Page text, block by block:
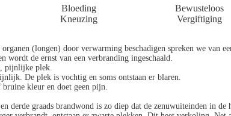
Bloeding Bewusteloos
Kneuzing Vergiftiging
(longen) door verwarming beschadigen spreken we van
wordt de ernst van een verbranding ingeschaald.
pijnlijke plek.
De plek is vochtig en soms ontstaan er blaren.
bruine kleur en doet geen pijn.
derde graads brandwond is zo diep dat de zenuwuiteinden in